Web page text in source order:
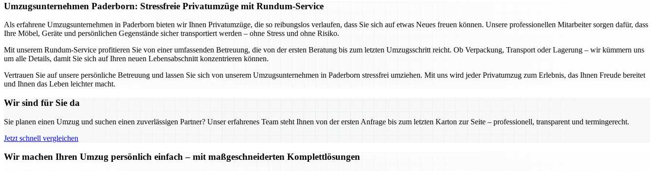
Umzugsunternehmen Paderborn: Stressfreie Privatumzüge mit Rundum-Service
Als erfahrene Umzugsunternehmen in Paderborn bieten wir Ihnen Privatumzüge, die so reibungslos verlaufen, dass Sie sich auf etwas Neues freuen können. Unsere professionellen Mitarbeiter sorgen dafür, dass
Ihre Möbel, Geräte und persönlichen Gegenstände sicher transportiert werden – ohne Stress und ohne Risiko.
Mit unserem Rundum-Service profitieren Sie von einer umfassenden Betreuung, die von der ersten Beratung bis zum letzten Umzugsschritt reicht. Ob Verpackung, Transport oder Lagerung – wir kümmern uns
um alle Details, damit Sie sich auf Ihren neuen Lebensabschnitt konzentrieren können.
Vertrauen Sie auf unsere persönliche Betreuung und lassen Sie sich von unserem Umzugsunternehmen in Paderborn stressfrei umziehen. Mit uns wird jeder Privatumzug zum Erlebnis, das Ihnen Freude bereitet
und Ihnen das Leben leichter macht.
Wir sind für Sie da
Sie planen einen Umzug und suchen einen zuverlässigen Partner? Unser erfahrenes Team steht Ihnen von der ersten Anfrage bis zum letzten Karton zur Seite – professionell, transparent und termingerecht.
Jetzt schnell vergleichen
Wir machen Ihren Umzug persönlich einfach – mit maßgeschneiderten Komplettlösungen